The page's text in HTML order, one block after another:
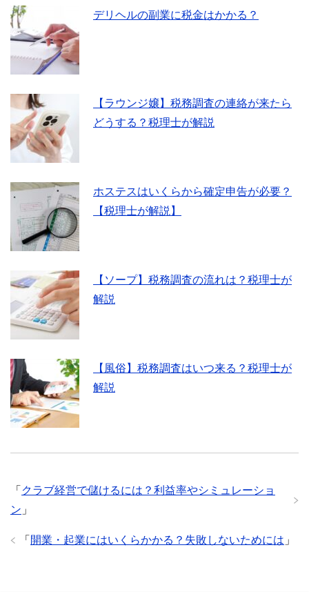
デリヘルの副業に税金はかかる？
【ラウンジ嬢】税務調査の連絡が来たら
どうする？税理士が解説
ホステスはいくらから確定申告が必要？
【税理士が解説】
【ソープ】税務調査の流れは？税理士が
解説
【風俗】税務調査はいつ来る？税理士が
解説
「 クラブ経営で儲けるには？利益率やシミュレーショ
ン 」
「 開業・起業にはいくらかかる？失敗しないためには 」